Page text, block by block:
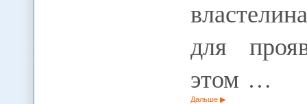
для
этом …
Дальше